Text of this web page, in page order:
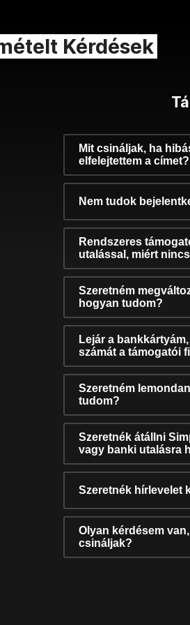
Kérdések
Mit csináljak, ha
elfelejtettem a címet?
Nem tudok
Rendszeres
utalással, miért
Szeretném
hogyan tudom?
Lejár a
számát a támogatói
Szeretném
tudom?
Szeretnék átállni
vagy banki utalásra
Szeretnék hírlevelet
Olyan kérdésem
csináljak?